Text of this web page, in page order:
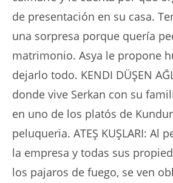
de presentación en su casa.
una sorpresa porque quería
matrimonio. Asya le propone
dejarlo todo. KENDI DÜŞEN
donde vive Serkan con su
en uno de los platós de
peluqueria. ATEŞ KUŞLARI: Al
la empresa y todas sus
los pajaros de fuego, se ven